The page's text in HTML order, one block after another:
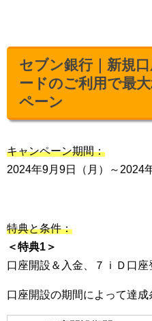
セブン銀行｜新規
ードのご利用で最
ペーン
キャンペーン期間：
2024年9月9日（月）～2024
特典と条件：
＜特典1＞
口座開設＆入金、７ｉＤ口
口座開設の期間によって達成